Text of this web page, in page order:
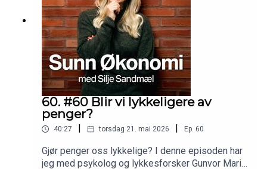
60. #60 Blir vi lykkeligere av
penger?
40:27 torsdag 21. mai 2026 Ep. 60
Gjør penger oss lykkelige? I denne episoden har
jeg med psykolog og lykkesforsker Gunvor Marie